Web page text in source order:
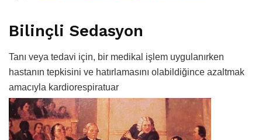
Bilinçli Sedasyon
Tanı veya tedavi için, bir medikal işlem uygulanırken
hastanın tepkisini ve hatırlamasını olabildiğince azaltmak
amacıyla kardiorespiratuar